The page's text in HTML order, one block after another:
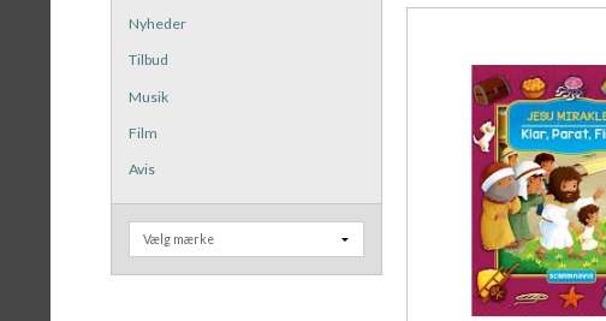
Nyheder
Tilbud
Musik
Film
Avis